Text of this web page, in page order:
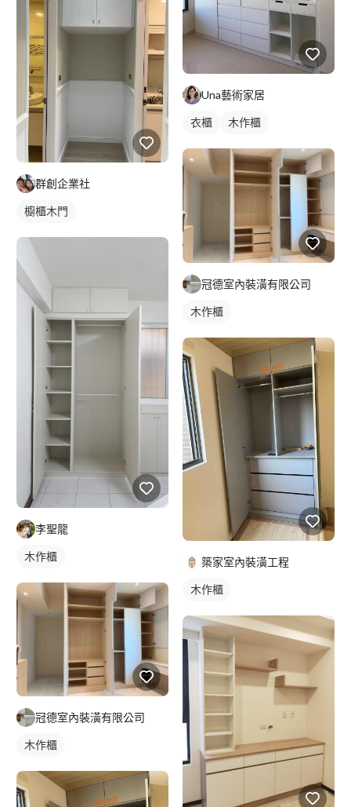
群創企業社
櫥櫃木門
李聖龍
木作櫃
冠德室內裝潢有限公司
木作櫃
Una藝術家居
衣櫃 木作櫃
冠德室內裝潢有限公司
木作櫃
築家室內裝潢工程
木作櫃